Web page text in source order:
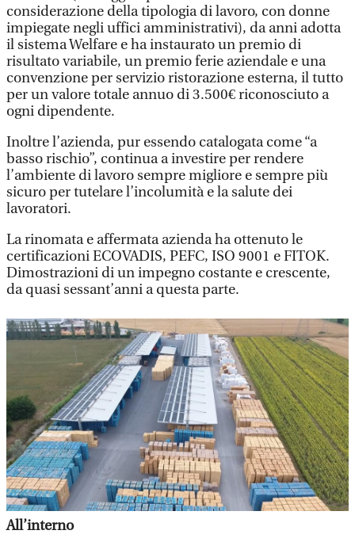
considerazione della tipologia di lavoro, con donne
impiegate negli uffici amministrativi), da anni adotta
il sistema Welfare e ha instaurato un premio di
risultato variabile, un premio ferie aziendale e una
convenzione per servizio ristorazione esterna, il tutto
per un valore totale annuo di 3.500€ riconosciuto a
ogni dipendente.
Inoltre l’azienda, pur essendo catalogata come “a
basso rischio”, continua a investire per rendere
l’ambiente di lavoro sempre migliore e sempre più
sicuro per tutelare l’incolumità e la salute dei
lavoratori.
La rinomata e affermata azienda ha ottenuto le
certificazioni ECOVADIS, PEFC, ISO 9001 e FITOK.
Dimostrazioni di un impegno costante e crescente,
da quasi sessant’anni a questa parte.
All’interno